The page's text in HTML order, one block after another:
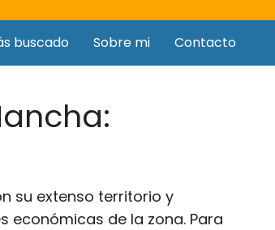
buscado Sobre mi Contacto
su extenso territorio y
de la zona. Para